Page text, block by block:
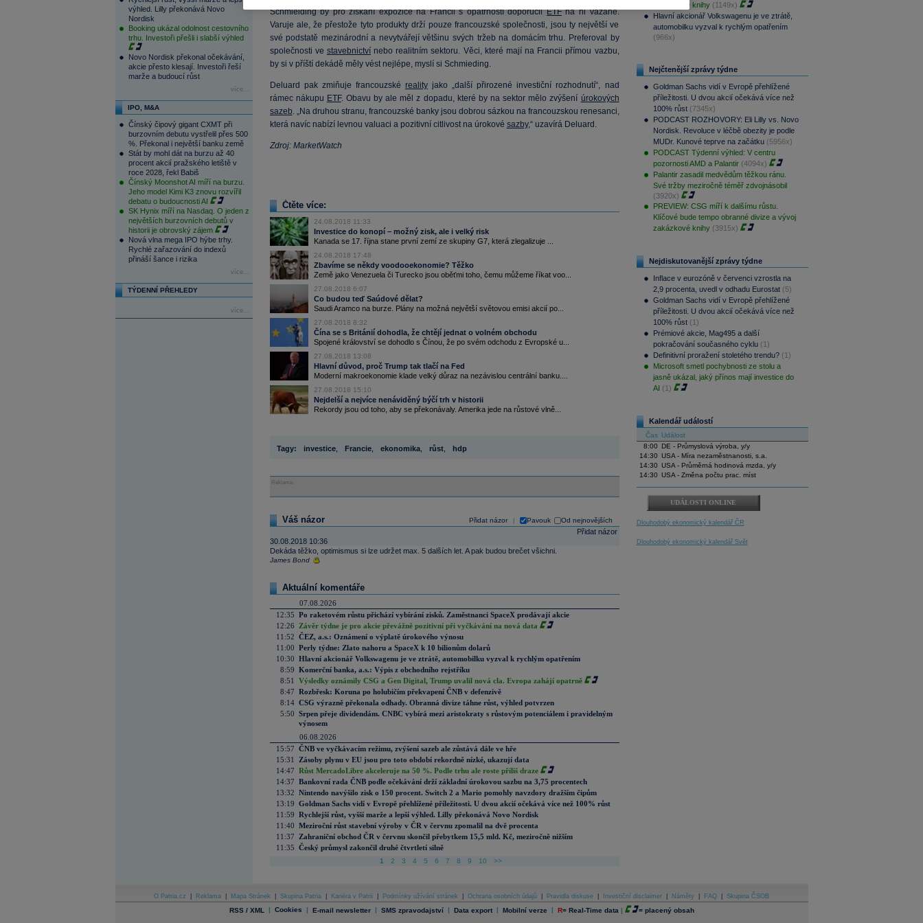
výhled. Lilly překonává Novo
Nordisk
Booking ukázal odolnost cestovního
trhu. Investoři přešli i slabší výhled
Novo Nordisk překonal očekávání,
akcie přesto klesají. Investoři řeší
marže a budoucí růst
více...
IPO, M&A
Čínský čipový gigant CXMT při
burzovním debutu vystřelil přes 500
%. Překonal i největší banku země
Stát by mohl dát na burzu až 40
procent akcií pražského letiště v
roce 2028, řekl Babiš
Čínský Moonshot AI míří na burzu.
Jeho model Kimi K3 znovu rozvířil
debatu o budoucnosti AI
SK Hynix míří na Nasdaq. O jeden z
největších burzovních debutů v
historii je obrovský zájem
Nová vlna mega IPO hýbe trhy.
Rychlé zařazování do indexů
přináší šance i rizika
více...
TÝDENNÍ PŘEHLEDY
více...
Schmielding by pro získání expozice na Francii s opatrností doporučilETFna ni vázané.
Varuje ale, že přestože tyto produkty drží pouze francouzské společnosti, jsou ty největší ve
své podstatě mezinárodní a nevytvářejí většinu svých tržeb na domácím trhu. Preferoval by
společnosti ve stavebnictvínebo realitním sektoru. Věci, které mají na Francii přímou vazbu,
by si v příští dekádě měly vést nejlépe, myslí si Schmieding.
Deluard pak zmiňuje francouzské realityjako „další přirozené investiční rozhodnutí“, nad
rámec nákupu ETF. Obavu by ale měl z dopadu, které by na sektor mělo zvýšení úrokových
sazeb. „Na druhou stranu, francouzské banky jsou dobrou sázkou na francouzskou renesanci,
která navíc nabízí levnou valuaci a pozitivní citlivost na úrokové sazby,“ uzavírá Deluard.
Zdroj: MarketWatch
Čtěte více:
24.08.2018 11:33
Investice do konopí – možný zisk, ale i velký risk
Kanada se 17. října stane první zemí ze skupiny G7, která zlegalizuje ...
24.08.2018 17:48
Zbavíme se někdy voodooekonomie? Těžko
Země jako Venezuela či Turecko jsou oběťmi toho, čemu můžeme říkat voo...
27.08.2018 6:07
Co budou teď Saúdové dělat?
Saudi Aramco na burze. Plány na možná největší světovou emisi akcií po...
27.08.2018 8:32
Čína se s Británií dohodla, že chtějí jednat o volném obchodu
Spojené království se dohodlo s Čínou, že po svém odchodu z Evropské u...
27.08.2018 13:08
Hlavní důvod, proč Trump tak tlačí na Fed
Moderní makroekonomie klade velký důraz na nezávislou centrální banku....
27.08.2018 15:10
Nejdelší a nejvíce nenáviděný býčí trh v historii
Rekordy jsou od toho, aby se překonávaly. Amerika jede na růstové vlně...
Tagy: investice, Francie, ekonomika, růst, hdp
Reklama
Přidat názor Pavouk Od nejnovějších
Váš názor
Přidat názor
30.08.2018 10:36
Dekáda těžko, optimismus si lze udržet max. 5 dalších let. A pak budou brečet všichni.
James Bond
Aktuální komentáře
07.08.2026
12:35 Po raketovém růstu přichází vybírání zisků. Zaměstnanci SpaceX prodávají akcie
12:26
Závěr týdne je pro akcie převážně pozitivní při vyčkávání na nová data
11:52 ČEZ, a.s.: Oznámení o výplatě úrokového výnosu
11:00 Perly týdne: Zlato nahoru a SpaceX k 10 bilionům dolarů
10:30 Hlavní akcionář Volkswagenu je ve ztrátě, automobilku vyzval k rychlým opatřením
8:59 Komerční banka, a.s.: Výpis z obchodního rejstříku
8:51
Výsledky oznámily CSG a Gen Digital, Trump uvalil nová cla. Evropa zahájí opatrně
8:47 Rozbřesk: Koruna po holubičím překvapení ČNB v defenzivě
8:14 CSG výrazně překonala odhady. Obranná divize táhne růst, výhled potvrzen
5:50 Srpen přeje dividendám. CNBC vybírá mezi aristokraty s růstovým potenciálem i pravidelným
výnosem
06.08.2026
15:57 ČNB ve vyčkávacím režimu, zvýšení sazeb ale zůstává dále ve hře
15:31
Zásoby plynu v EU jsou pro toto období rekordně nízké, ukazují data
14:47 Růst MercadoLibre akceleruje na 50 %. Podle trhu ale roste příliš draze
14:37 Bankovní rada ČNB podle očekávání drží základní úrokovou sazbu na 3,75 procentech
13:32 Nintendo navýšilo zisk o 150 procent. Switch 2 a Mario pomohly navzdory dražším čipům
13:19 Goldman Sachs vidí v Evropě přehlížené příležitosti. U dvou akcií očekává více než 100% růst
11:59 Rychlejší růst, vyšší marže a lepší výhled. Lilly překonává Novo Nordisk
11:40 Meziroční růst stavební výroby v ČR v červnu zpomalil na dvě procenta
11:37
Zahraniční obchod ČR v červnu skončil přebytkem 15,5 mld. Kč, meziročně nižším
11:35 Český průmysl zakončil druhé čtvrtletí silně
1 2 3 4 5 6 7 8 9 10 >>
zakázkové knihy (1149x)
Hlavní akcionář Volkswagenu je ve ztrátě,
automobilku vyzval k rychlým opatřením
(966x)
Nejčtenější zprávy týdne
Goldman Sachs vidí v Evropě přehlížené
příležitosti. U dvou akcií očekává více než
100% růst (7345x)
PODCAST ROZHOVORY: Eli Lilly vs. Novo
Nordisk. Revoluce v léčbě obezity je podle
MUDr. Kunové teprve na začátku (5956x)
PODCAST Týdenní výhled: V centru
pozornosti AMD a Palantir (4094x)
Palantir zasadil medvědům těžkou ránu.
Své tržby meziročně téměř zdvojnásobil
(3920x)
PREVIEW: CSG míří k dalšímu růstu.
Klíčové bude tempo obranné divize a vývoj
zakázkové knihy (3915x)
Nejdiskutovanější zprávy týdne
Inflace v eurozóně v červenci vzrostla na
2,9 procenta, uvedl v odhadu Eurostat (5)
Goldman Sachs vidí v Evropě přehlížené
příležitosti. U dvou akcií očekává více než
100% růst (1)
Prémiové akcie, Mag495 a další
pokračování současného cyklu (1)
Definitivní proražení stoletého trendu? (1)
Microsoft smetl pochybnosti ze stolu a
jasně ukázal, jaký přínos mají investice do
AI (1)
Kalendář událostí
Čas Událost
8:00
DE - Průmyslová výroba, y/y
14:30 USA - Míra nezaměstnanosti, s.a.
14:30 USA - Průměrná hodinová mzda, y/y
14:30 USA - Změna počtu prac. míst
UDÁLOSTI ONLINE
Dlouhodobý ekonomický kalendář ČR
Dlouhodobý ekonomický kalendář Svět
O Patria.cz Reklama Mapa Stránek Skupina Patria Kariéra v Patrii Podmínky užívání stránek Ochrana osobních údajů Pravidla diskuse Investiční disclaimer Náměty FAQ Skupina ČSOB
RSS / XML | Cookies | E-mail newsletter | SMS zpravodajství | Data export | Mobilní verze | R= Real-Time data | = placený obsah